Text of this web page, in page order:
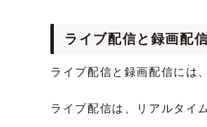
ライブ配信と録画配
ライブ配信と録画配信には
ライブ配信は、リアルタイ